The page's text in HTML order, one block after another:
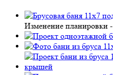
Изменение планировки -